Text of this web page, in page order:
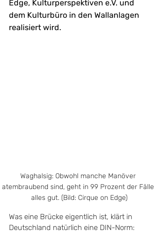
Edge, Kulturperspektiven e.V. und
dem Kulturbüro in den Wallanlagen
realisiert wird.
Waghalsig: Obwohl manche Manöver
atembraubend sind, geht in 99 Prozent der Fälle
alles gut. (Bild: Cirque on Edge)
Was eine Brücke eigentlich ist, klärt in
Deutschland natürlich eine DIN-Norm: